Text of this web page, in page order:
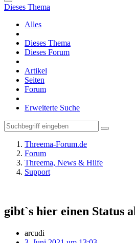
Dieses Thema
Alles
Dieses Thema
Dieses Forum
Artikel
Seiten
Forum
Erweiterte Suche
Threema-Forum.de
Forum
Threema, News & Hilfe
Support
gibt`s hier einen Status
arcudi